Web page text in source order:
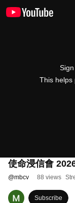
This helps
使命浸信會
@mbcv 88 views
Subscribe